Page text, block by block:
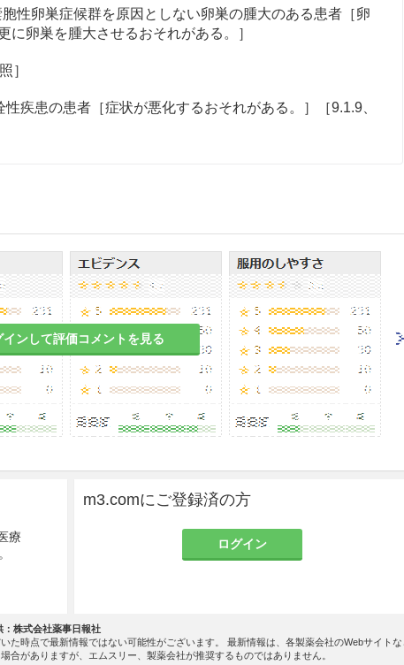
性卵巣症候群を原因としない卵巣の腫大のある患者［卵
に卵巣を腫大させるおそれがある。］
］
患の患者［症状が悪化するおそれがある。］［9.1.9、
成の誘導
症の排卵誘発＞
本剤により排卵誘発を試みる場合には、まずGestagen、
て、消退性出血の出現を確認し、子宮性無月経を除外した
。
フェンクエン酸塩として50mg 5日間で開始し、第1クー
5日間を限度とする。
節卵巣刺激＞
ン酸塩として1日50mgを月経周期3日目から5日間経口投
合は、次周期以降の用量を1日100mgに増量できる。
成の誘導＞
インして評価コメントを見る
療
m3.comにご登録済の方
ログイン
株式会社薬事日報社
た時点で最新情報ではない可能性がございます。 最新情報は、各製薬会社のWebサイトな
合がありますが、エムスリー、製薬会社が推奨するものではありません。